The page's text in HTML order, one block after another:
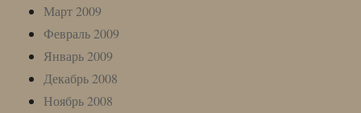
Март 2009
Февраль 2009
Январь 2009
Декабрь 2008
Ноябрь 2008